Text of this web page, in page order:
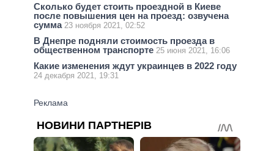
Сколько будет стоить проездной в Киеве
после повышения цен на проезд: озвучена
сумма 23 ноября 2021, 02:52
В Днепре подняли стоимость проезда в
общественном транспорте 25 июня 2021, 16:06
Какие изменения ждут украинцев в 2022 году
24 декабря 2021, 19:31